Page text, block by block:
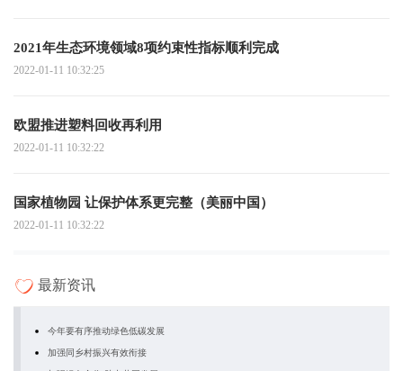
2021年生态环境领域8项约束性指标顺利完成
2022-01-11 10:32:25
欧盟推进塑料回收再利用
2022-01-11 10:32:22
国家植物园 让保护体系更完整（美丽中国）
2022-01-11 10:32:22
最新资讯
今年要有序推动绿色低碳发展
加强同乡村振兴有效衔接